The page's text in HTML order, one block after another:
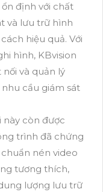
định với chất
và lưu trữ hình
hiệu quả. Với
hình, KBvision
và quản lý
cầu giám sát
này còn được
trình đã chứng
nén video
tương thích,
lượng lưu trữ